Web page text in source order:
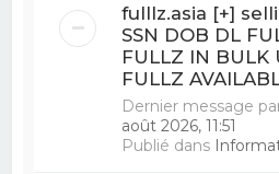
fulllz.asia [+]
SSN DOB DL
FULLZ IN BULK
FULLZ
Dernier message
août 2026, 11:51
Publié dans